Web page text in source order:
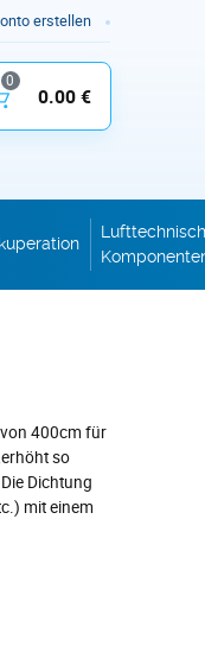
erstellen
der Produktparameter
Inhalt des
0
0.00 €
400cm für
so
Dichtung
mit einem